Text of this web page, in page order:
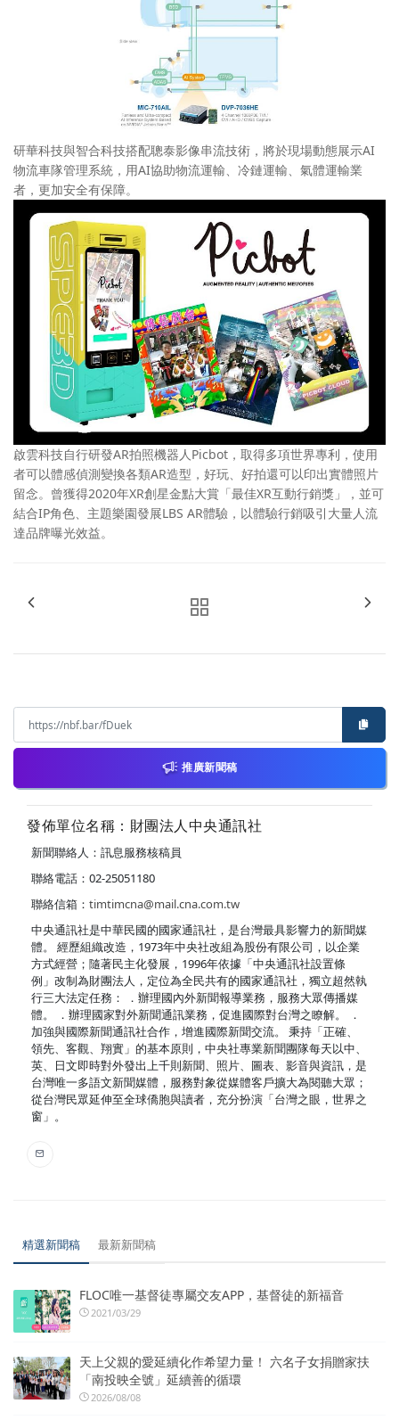
研華科技與智合科技搭配聰泰影像串流技術，將於現場動態展示AI
物流車隊管理系統，用AI協助物流運輸、冷鏈運輸、氣體運輸業
者，更加安全有保障。
啟雲科技自行研發AR拍照機器人Picbot，取得多項世界專利，使用
者可以體感偵測變換各類AR造型，好玩、好拍還可以印出實體照片
留念。曾獲得2020年XR創星金點大賞「最佳XR互動行銷獎」，並可
結合IP角色、主題樂園發展LBS AR體驗，以體驗行銷吸引大量人流
達品牌曝光效益。
推廣新聞稿
發佈單位名稱：財團法人中央通訊社
新聞聯絡人：訊息服務核稿員
聯絡電話：02-25051180
聯絡信箱： timtimcna@mail.cna.com.tw
中央通訊社是中華民國的國家通訊社，是台灣最具影響力的新聞媒
體。 經歷組織改造，1973年中央社改組為股份有限公司，以企業
方式經營；隨著民主化發展，1996年依據「中央通訊社設置條
例」改制為財團法人，定位為全民共有的國家通訊社，獨立超然執
行三大法定任務： ．辦理國內外新聞報導業務，服務大眾傳播媒
體。 ．辦理國家對外新聞通訊業務，促進國際對台灣之瞭解。 ．
加強與國際新聞通訊社合作，增進國際新聞交流。 秉持「正確、
領先、客觀、翔實」的基本原則，中央社專業新聞團隊每天以中、
英、日文即時對外發出上千則新聞、照片、圖表、影音與資訊，是
台灣唯一多語文新聞媒體，服務對象從媒體客戶擴大為閱聽大眾；
從台灣民眾延伸至全球僑胞與讀者，充分扮演「台灣之眼，世界之
窗」。
精選新聞稿 最新新聞稿
FLOC唯一基督徒專屬交友APP，基督徒的新福音
2021/03/29
天上父親的愛延續化作希望力量！ 六名子女捐贈家扶
「南投映全號」延續善的循環
2026/08/08